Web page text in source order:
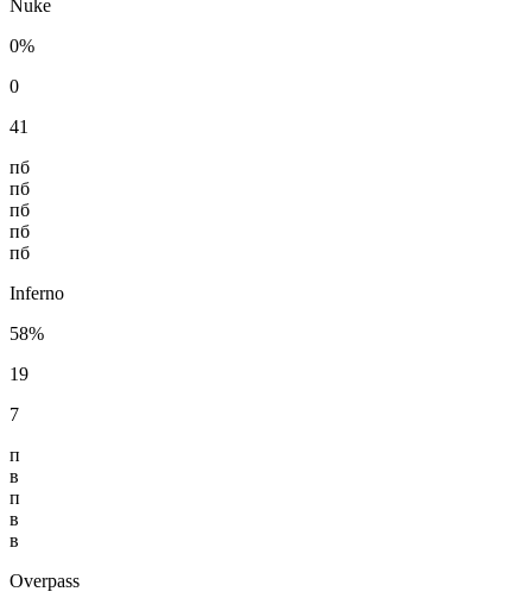
Nuke
0%
0
41
пб
пб
пб
пб
пб
Inferno
58%
19
7
п
в
п
в
в
Overpass